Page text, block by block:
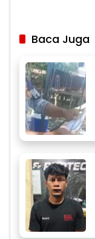
Baca Juga